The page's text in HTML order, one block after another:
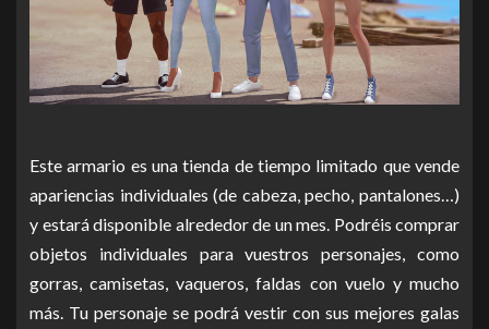
Este armario es una tienda de tiempo limitado que vende
apariencias individuales (de cabeza, pecho, pantalones…)
y estará disponible alrededor de un mes. Podréis comprar
objetos individuales para vuestros personajes, como
gorras, camisetas, vaqueros, faldas con vuelo y mucho
más. Tu personaje se podrá vestir con sus mejores galas